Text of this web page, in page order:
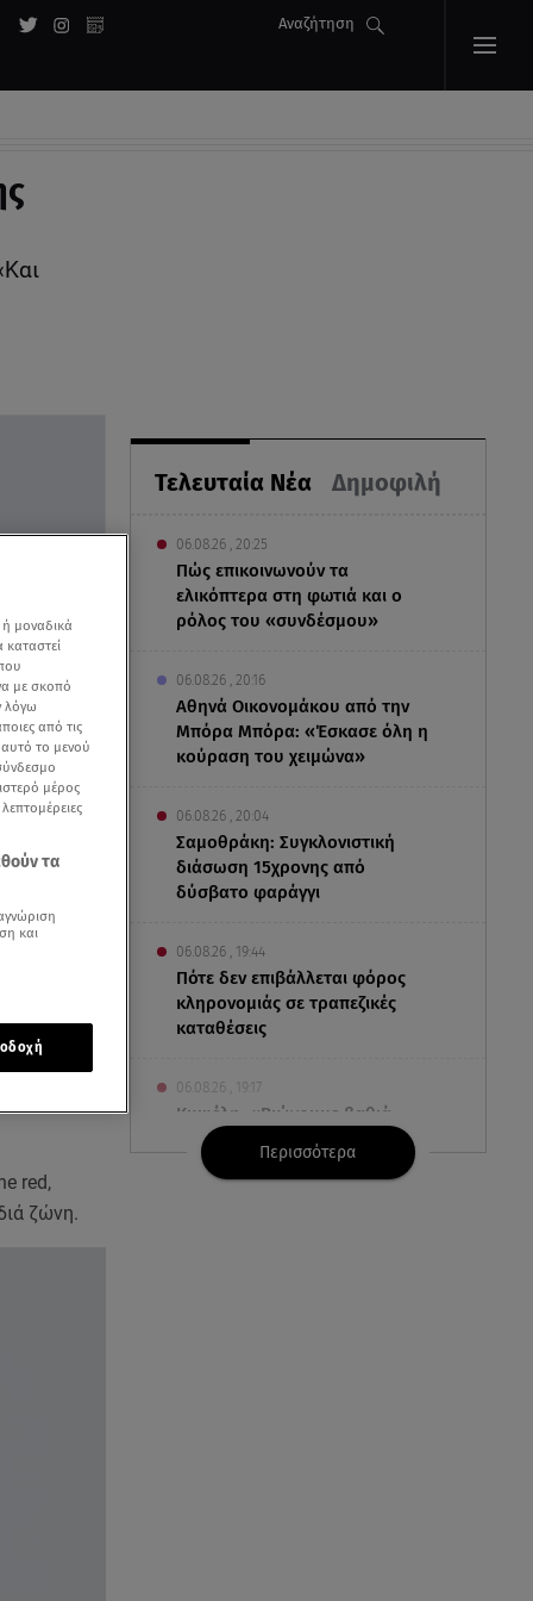
Αναζήτηση
Τελευταία Νέα Δημοφιλή
06.08.26 , 20:25
Πώς επικοινωνούν τα
ελικόπτερα στη φωτιά και ο
ρόλος του «συνδέσμου»
06.08.26 , 20:16
Αθηνά Οικονομάκου από την
Μπόρα Μπόρα: «Έσκασε όλη η
κούραση του χειμώνα»
06.08.26 , 20:04
Σαμοθράκη: Συγκλονιστική
διάσωση 15χρονης από
δύσβατο φαράγγι
06.08.26 , 19:44
Πότε δεν επιβάλλεται φόρος
κληρονομιάς σε τραπεζικές
καταθέσεις
06.08.26 , 19:17
Κυψέλη: «Βιώνουμε βαθιά
οδύνη» - Τι λέει η οικογένεια της
Λίζα
Περισσότερα
να
red,
ζώνη.
μοναδικά
με σκοπό
λόγω
από τις
αυτό το μενού
μέρος
τα
και